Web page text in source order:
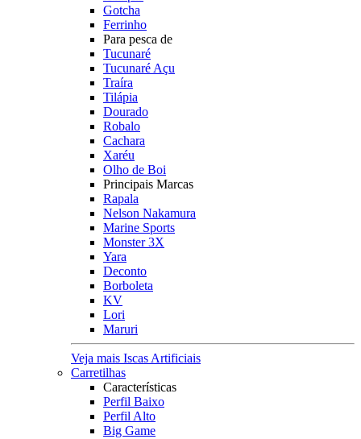
Gotcha
Ferrinho
Para pesca de
Tucunaré
Tucunaré Açu
Traíra
Tilápia
Dourado
Robalo
Cachara
Xaréu
Olho de Boi
Principais Marcas
Rapala
Nelson Nakamura
Marine Sports
Monster 3X
Yara
Deconto
Borboleta
KV
Lori
Maruri
Veja mais Iscas Artificiais
Carretilhas
Características
Perfil Baixo
Perfil Alto
Big Game